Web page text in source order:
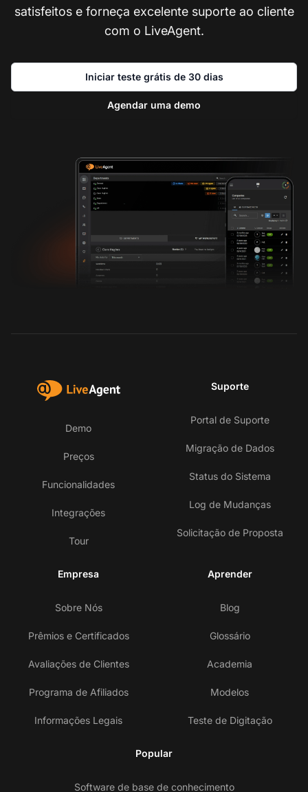
satisfeitos e forneça excelente suporte ao cliente
com o LiveAgent.
Iniciar teste grátis de 30 dias
Agendar uma demo
Demo
Preços
Funcionalidades
Integrações
Tour
Suporte
Portal de Suporte
Migração de Dados
Status do Sistema
Log de Mudanças
Solicitação de Proposta
Empresa
Sobre Nós
Prêmios e Certificados
Avaliações de Clientes
Programa de Afiliados
Informações Legais
Aprender
Blog
Glossário
Academia
Modelos
Teste de Digitação
Popular
Software de base de conhecimento